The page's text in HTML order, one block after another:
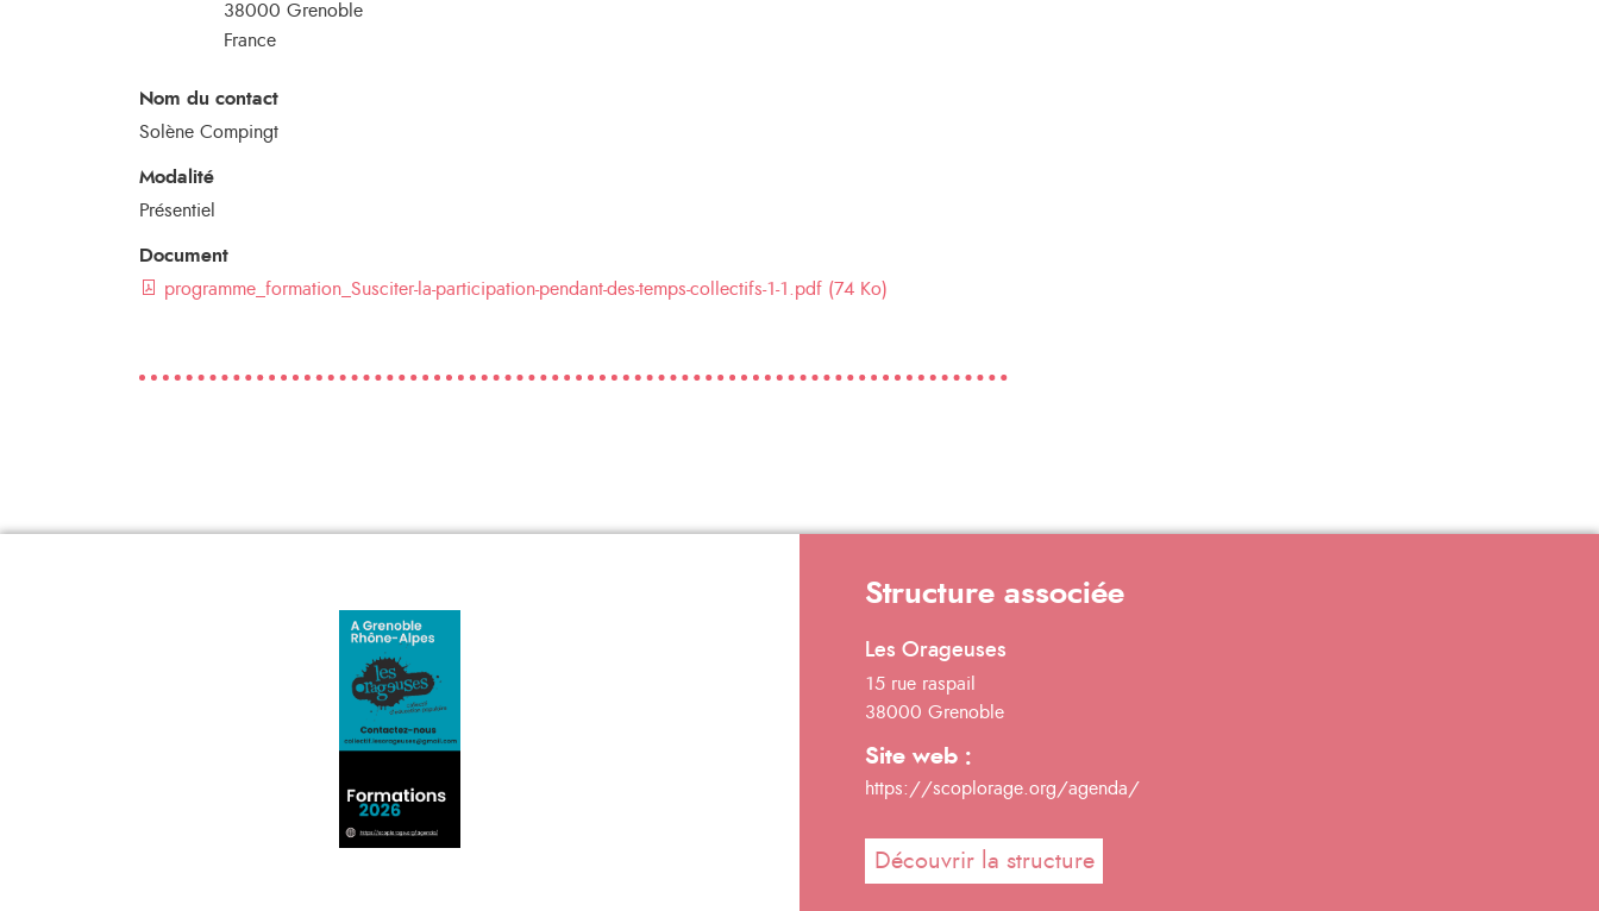
38000 Grenoble
France
Nom du contact
Solène Compingt
Modalité
Présentiel
Document
programme_formation_Susciter-la-participation-pendant-des-temps-collectifs-1-1.pdf (74 Ko)
Structure associée
Les Orageuses
15 rue raspail
38000 Grenoble
Site web :
https://scoplorage.org/agenda/
Découvrir la structure